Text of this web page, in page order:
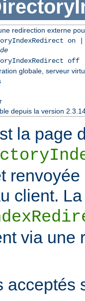
redirection externe
off
globale, serveur
depuis la version
la page
client.
via une
acceptés